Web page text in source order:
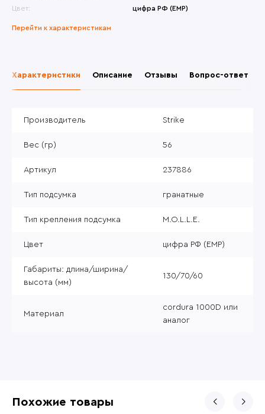
Цвет:
цифра РФ (ЕМР)
Перейти к характеристикам
Характеристики Описание Отзывы Вопрос-ответ
Производитель Strike
Вес (гр) 56
Артикул 237886
Тип подсумка гранатные
Тип крепления подсумка M.O.L.L.E.
Цвет цифра РФ (ЕМР)
Габариты: длина/ширина/
высота (мм)
130/70/60
Материал
cordura 1000D или
аналог
Похожие товары